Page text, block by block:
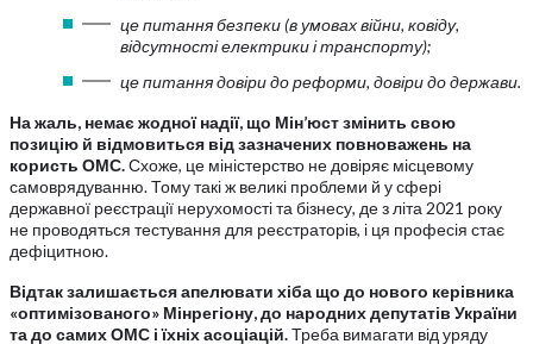
це питання безпеки (в умовах війни, ковіду,
відсутності електрики і транспорту);
це питання довіри до реформи, довіри до держави.
На жаль, немає жодної надії, що Мін’юст змінить свою
позицію й відмовиться від зазначених повноважень на
користь ОМС.Схоже, це міністерство не довіряє місцевому
самоврядуванню. Тому такі ж великі проблеми й у сфері
державної реєстрації нерухомості та бізнесу, де з літа 2021 року
не проводяться тестування для реєстраторів, і ця професія стає
дефіцитною.
Відтак залишається апелювати хіба що до нового керівника
«оптимізованого» Мінрегіону, до народних депутатів України
та до самих ОМС і їхніх асоціацій.Треба вимагати від уряду